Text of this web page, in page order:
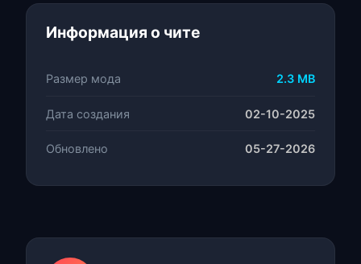
Информация о чите
Размер мода 2.3 MB
Дата создания 02-10-2025
Обновлено 05-27-2026